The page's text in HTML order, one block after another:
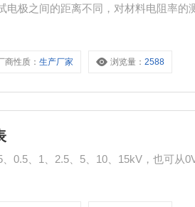
极之间的距离不同，对材料电阻率的
商性质：生产厂家 浏览量：2588
0.5、1、2.5、5、10、15kV，也可从